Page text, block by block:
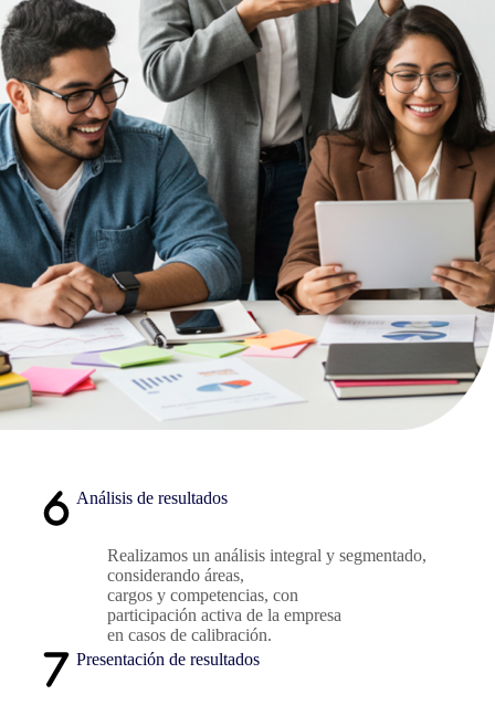
Análisis de resultados
Realizamos un análisis integral y segmentado,
considerando áreas,
cargos y competencias, con
participación activa de la empresa
en casos de calibración.
Presentación de resultados